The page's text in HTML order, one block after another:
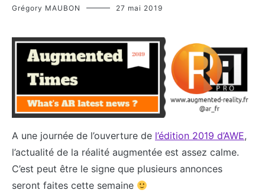
Grégory MAUBON 27 mai 2019
A une journée de l’ouverture de l’édition 2019 d’AWE,
l’actualité de la réalité augmentée est assez calme.
C’est peut être le signe que plusieurs annonces
seront faites cette semaine